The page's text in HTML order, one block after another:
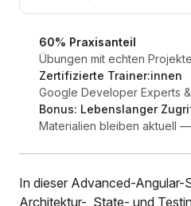
60% Praxisanteil
Übungen mit echten
Zertifizierte Trainer:innen
Google Developer Experts
Bonus: Lebenslanger
Materialien bleiben aktuell
In dieser Advanced-Angular-
Architektur-, State- und